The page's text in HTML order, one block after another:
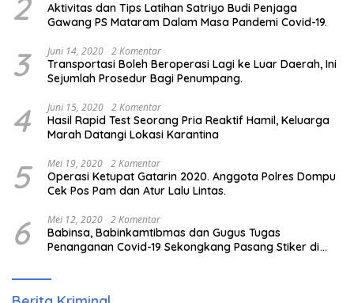
2
Aktivitas dan Tips Latihan Satriyo Budi Penjaga
Gawang PS Mataram Dalam Masa Pandemi Covid-19.
3 Juni 14, 2020 2 Komentar
Transportasi Boleh Beroperasi Lagi ke Luar Daerah, Ini
Sejumlah Prosedur Bagi Penumpang.
4 Juni 15, 2020 2 Komentar
Hasil Rapid Test Seorang Pria Reaktif Hamil, Keluarga
Marah Datangi Lokasi Karantina
5 Mei 19, 2020 2 Komentar
Operasi Ketupat Gatarin 2020. Anggota Polres Dompu
Cek Pos Pam dan Atur Lalu Lintas.
6 Mei 12, 2020 2 Komentar
Babinsa, Babinkamtibmas dan Gugus Tugas
Penanganan Covid-19 Sekongkang Pasang Stiker di